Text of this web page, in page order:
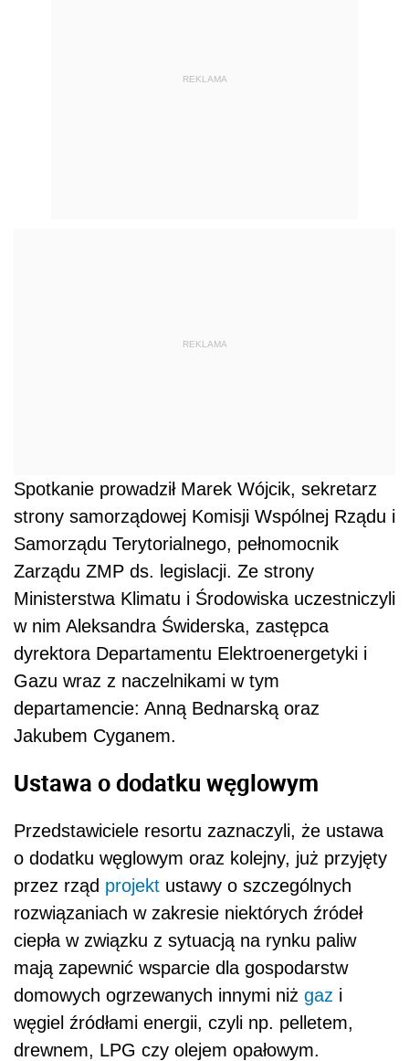
REKLAMA
REKLAMA
Spotkanie prowadził Marek Wójcik, sekretarz
strony samorządowej Komisji Wspólnej Rządu i
Samorządu Terytorialnego, pełnomocnik
Zarządu ZMP ds. legislacji. Ze strony
Ministerstwa Klimatu i Środowiska uczestniczyli
w nim Aleksandra Świderska, zastępca
dyrektora Departamentu Elektroenergetyki i
Gazu wraz z naczelnikami w tym
departamencie: Anną Bednarską oraz
Jakubem Cyganem.
Ustawa o dodatku węglowym
Przedstawiciele resortu zaznaczyli, że ustawa
o dodatku węglowym oraz kolejny, już przyjęty
przez rząd projekt ustawy o szczególnych
rozwiązaniach w zakresie niektórych źródeł
ciepła w związku z sytuacją na rynku paliw
mają zapewnić wsparcie dla gospodarstw
domowych ogrzewanych innymi niż gaz i
węgiel źródłami energii, czyli np. pelletem,
drewnem, LPG czy olejem opałowym.